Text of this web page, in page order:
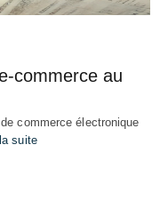
commerce au
commerce électronique
suite